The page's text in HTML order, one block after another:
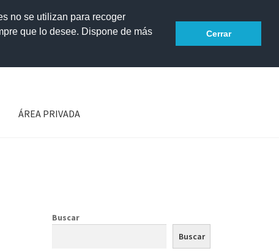
no se utilizan para recoger
que lo desee. Dispone de más
Cerrar
Accesibilidad
ÁREA PRIVADA
Buscar
Buscar